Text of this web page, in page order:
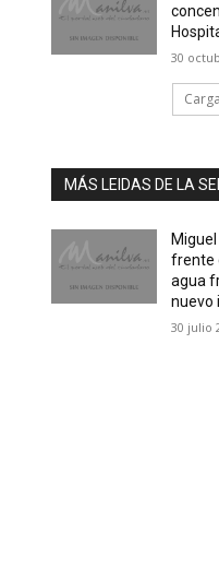
30
MÁS LEIDAS DE LA
frente
agua
nuevo
30 julio